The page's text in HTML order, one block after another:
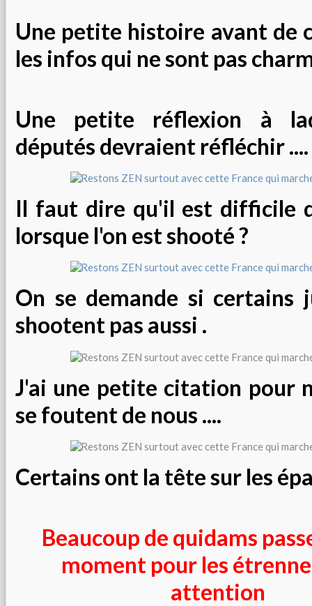
Une petite histoire avant de
les infos qui ne sont pas
Une petite réflexion à
députés devraient réfléchir ....
Il faut dire qu'il est difficile
lorsque l'on est shooté ?
On se demande si certains
shootent pas aussi .
J'ai une petite citation pour
se foutent de nous ....
Certains ont la tête sur les
Beaucoup de quidams
moment pour les
attention